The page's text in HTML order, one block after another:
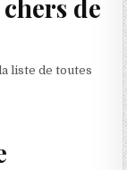
de
liste de toutes